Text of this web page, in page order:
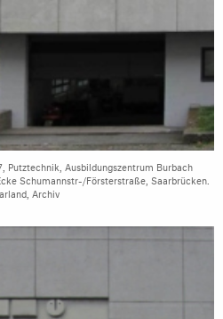
Putztechnik, Ausbildungszentrum Burbach
Schumannstr-/Försterstraße, Saarbrücken.
Archiv